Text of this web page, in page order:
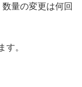
量の変更は何回
。